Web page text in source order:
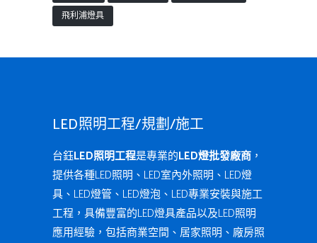
飛利浦燈具
LED照明工程/規劃/施工
台鈺LED照明工程是專業的LED燈批發廠商 ，
提供各種LED照明、LED室內外照明、LED燈
具、LED燈管、LED燈泡、LED專業安裝與施工
工程，具備豐富的LED燈具產品以及LED照明
應用經驗，包括商業空間、居家照明、廠房照